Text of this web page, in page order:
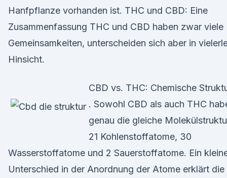
Hanfpflanze vorhanden ist. THC und CBD: Eine
Zusammenfassung THC und CBD haben zwar viele
Gemeinsamkeiten, unterscheiden sich aber in
Hinsicht.
CBD vs. THC: Chemische
. Sowohl CBD als auch THC
genau die gleiche
21 Kohlenstoffatome, 30
Wasserstoffatome und 2 Sauerstoffatome. Ein
Unterschied in der Anordnung der Atome erklärt die